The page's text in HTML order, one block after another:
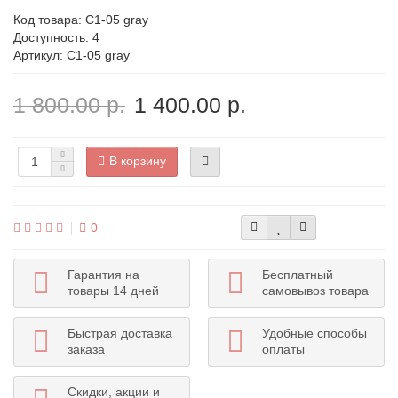
Код товара: C1-05 gray
Доступность: 4
Артикул: C1-05 gray
1 800.00 р. 1 400.00 р.
В корзину
0
Гарантия на
товары 14 дней
Бесплатный
самовывоз товара
Быстрая доставка
заказа
Удобные способы
оплаты
Скидки, акции и